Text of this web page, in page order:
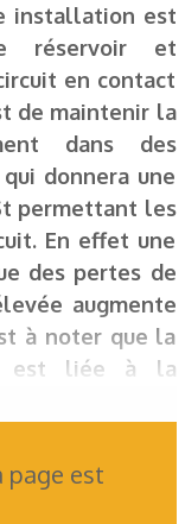
installation est
réservoir et
en contact
de maintenir la
dans des
donnera une
permettant les
En effet une
des pertes de
augmente
à noter que la
est liée à la
page est